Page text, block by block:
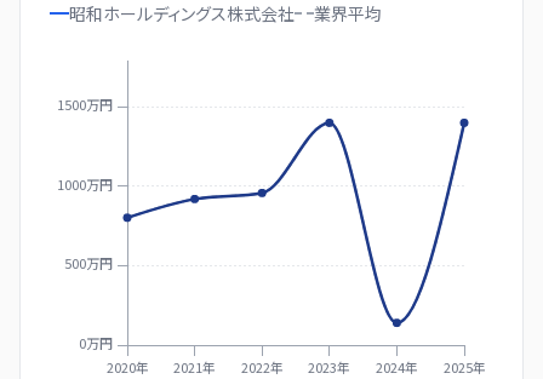
昭和ホールディングス株式会社
業界平均
0万円
500万円
1000万円
1500万円
2020年 2021年 2022年 2023年 2024年 2025年